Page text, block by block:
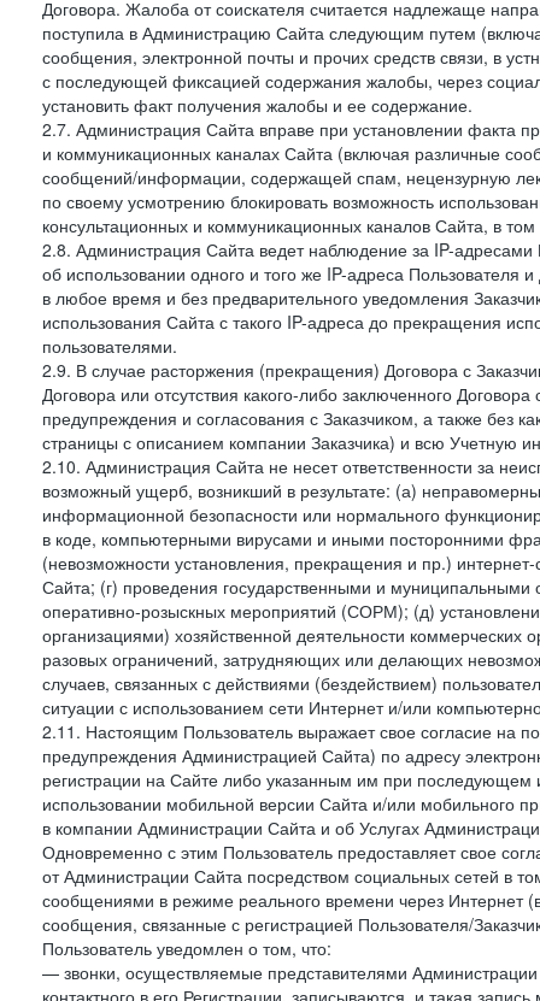
Договора. Жалоба от соискателя считается надлежаще
поступила в Администрацию Сайта следующим путем
сообщения, электронной почты и прочих средств связи, в
с последующей фиксацией содержания жалобы, через
установить факт получения жалобы и ее содержание.
2.7. Администрация Сайта вправе при установлении факта
и коммуникационных каналах Сайта (включая различные
сообщений/информации, содержащей спам, нецензурную
по своему усмотрению блокировать возможность
консультационных и коммуникационных каналов Сайта, в
2.8. Администрация Сайта ведет наблюдение за IP-
об использовании одного и того же IP-адреса Пользователя
в любое время и без предварительного уведомления
использования Сайта с такого IP-адреса до прекращения
пользователями.
2.9. В случае расторжения (прекращения) Договора с
Договора или отсутствия какого-либо заключенного
предупреждения и согласования с Заказчиком, а также без
страницы с описанием компании Заказчика) и всю Учетную
2.10. Администрация Сайта не несет ответственности за
возможный ущерб, возникший в результате: (а)
информационной безопасности или нормального
в коде, компьютерными вирусами и иными посторонними
(невозможности установления, прекращения и пр.)
Сайта; (г) проведения государственными и
оперативно-розыскных мероприятий (СОРМ); (д)
организациями) хозяйственной деятельности коммерческих
разовых ограничений, затрудняющих или делающих
случаев, связанных с действиями (бездействием)
ситуации с использованием сети Интернет и/или
2.11. Настоящим Пользователь выражает свое согласие на
предупреждения Администрацией Сайта) по адресу
регистрации на Сайте либо указанным им при
использовании мобильной версии Сайта и/или мобильного
в компании Администрации Сайта и об Услугах
Одновременно с этим Пользователь предоставляет свое
от Администрации Сайта посредством социальных сетей в
сообщениями в режиме реального времени через Интернет
сообщения, связанные с регистрацией Пользователя/
Пользователь уведомлен о том, что:
— звонки, осуществляемые представителями
контактного в его Регистрации, записываются, и такая